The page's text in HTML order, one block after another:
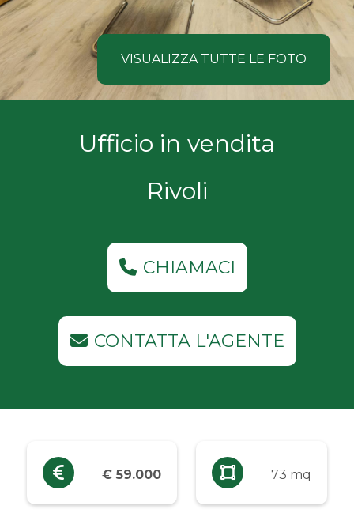
VISUALIZZA TUTTE LE FOTO
Ufficio in vendita
Rivoli
CHIAMACI
CONTATTA L'AGENTE
€ 59.000 73 mq
CERCANO
NOSTRI
Comune
Tipologia
Industriali
Prezzo
Qualsiasi